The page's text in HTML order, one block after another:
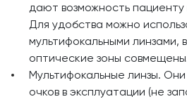
дают возможность пациенту
Для удобства можно
мультифокальными линзами,
оптические зоны
Мультифокальные линзы.
очков в эксплуатации (не